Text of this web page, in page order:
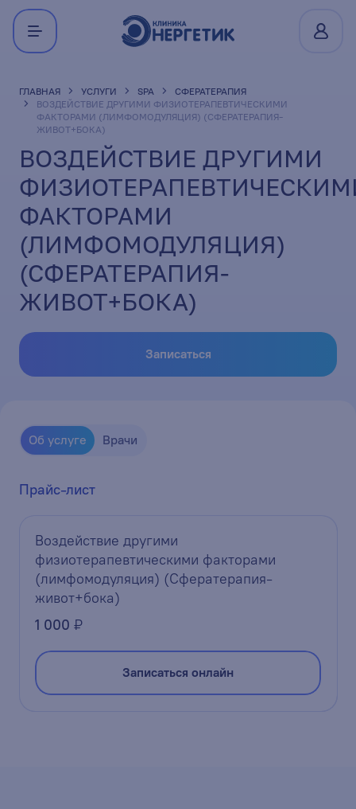
ГЛАВНАЯ УСЛУГИ SPA
СФЕРАТЕРАПИЯ
ВОЗДЕЙСТВИЕ ДРУГИМИ ФИЗИОТЕРАПЕВТИЧЕСКИМИ
ФАКТОРАМИ (ЛИМФОМОДУЛЯЦИЯ) (СФЕРАТЕРАПИЯ-
ЖИВОТ+БОКА)
ВОЗДЕЙСТВИЕ ДРУГИМИ
ФАКТОРАМИ
(ЛИМФОМОДУЛЯЦИЯ)
(СФЕРАТЕРАПИЯ-
ЖИВОТ+БОКА)
Записаться
Об услуге Врачи
Прайс-лист
Воздействие другими
физиотерапевтическими факторами
(лимфомодуляция) (Сфератерапия-
живот+бока)
1 000 ₽
Записаться онлайн